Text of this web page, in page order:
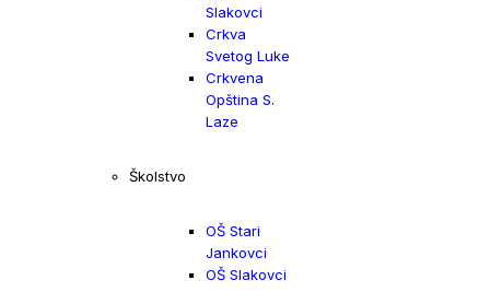
Slakovci
Crkva
Svetog Luke
Crkvena
Opština S.
Laze
Školstvo
OŠ Stari
Jankovci
OŠ Slakovci